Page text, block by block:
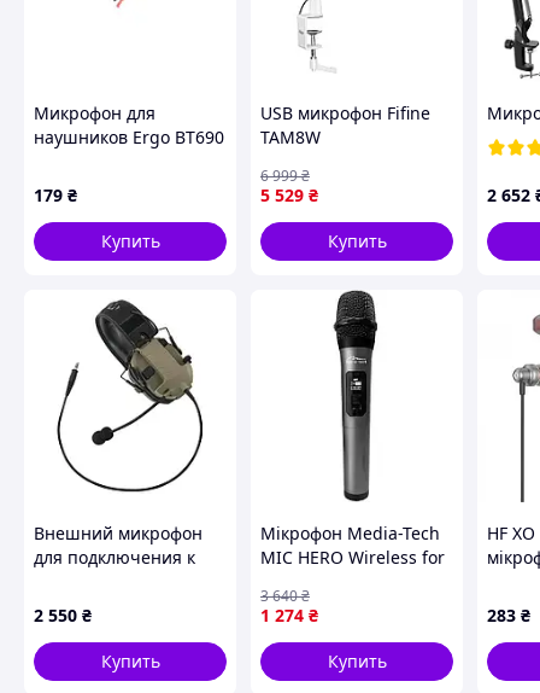
Длинный кабель: 1,5-
Аксессуары в комплекте:
Поставляется с удобным
чехлом для хранения и
транспортировки.
Микрофон для
наушников Ergo BT690
разборки) (БУ)
179 ₴
Купить
USB микрофон Fifine
TAM8W
5 529 ₴
6 999₴
Купить
2 652
Внешний микрофон
для подключения к
Walkers Razor Slim -
Coyote
2 550 ₴
Купить
Мiкрофон Media-Tech
MIC HERO Wireless for
USB-C receiver (MT398)
Чорний
1 274 ₴
3 640₴
Купить
HF
283 ₴